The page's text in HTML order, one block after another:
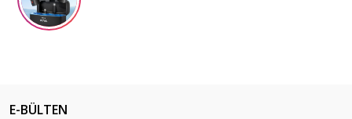
E-BÜLTEN